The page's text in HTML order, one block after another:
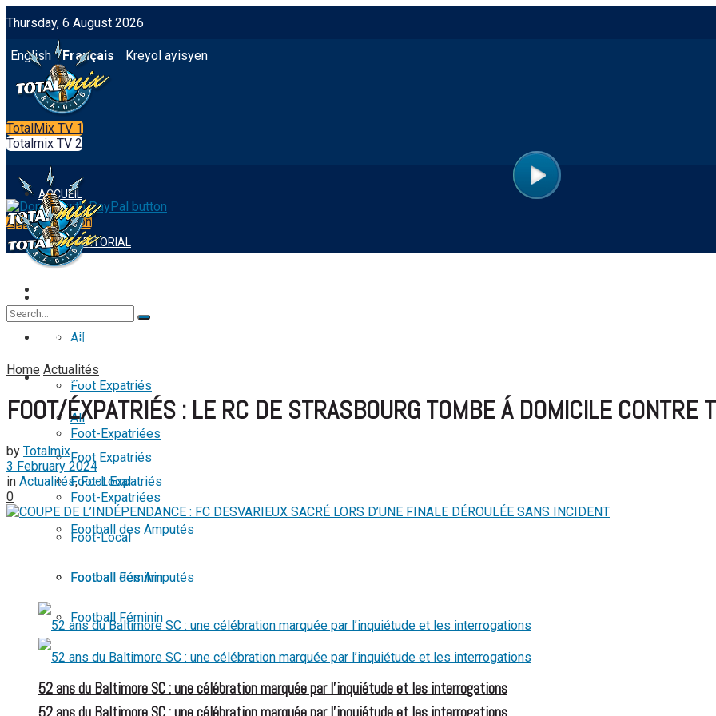
Thursday, 6 August 2026
English Français Kreyol ayisyen
TotalMix TV 1
Totalmix TV 2
App Integration
ACCUEIL
NOTRE EDITORIAL
All
Foot Expatriés
Foot-Expatriées
Foot-Local
Football des Amputés
Football Féminin
52 ans du Baltimore SC : une célébration marquée par l’inquiétude et les interrogations
NOTRE EDITORIAL
FOOTBALL
All
Foot Expatriés
Foot-Expatriées
Foot-Local
Football des Amputés
Football Féminin
No Result
View All Result
Home Actualités
FOOT/ÉXPATRIÉS : LE RC DE STRASBOURG TOMBE Á DOMICILE CONTRE
by Totalmix
3 February 2024
in Actualités,Foot Expatriés
0